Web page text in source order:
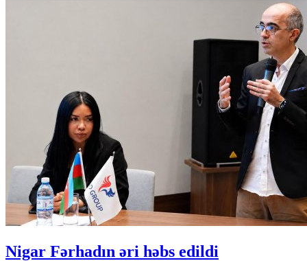
Nigar Fərhadın əri həbs edildi